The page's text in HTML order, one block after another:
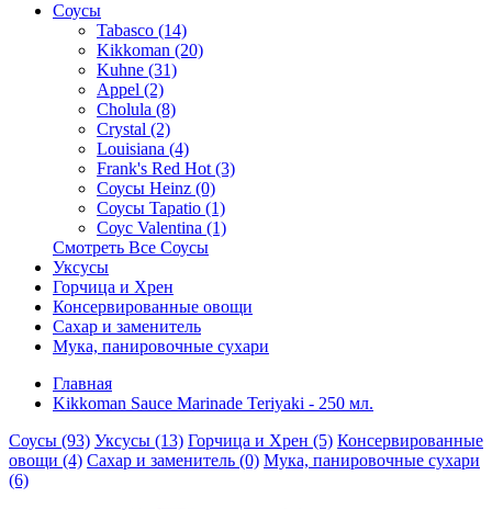
Соусы
Tabasco (14)
Kikkoman (20)
Kuhne (31)
Appel (2)
Cholula (8)
Crystal (2)
Louisiana (4)
Frank's Red Hot (3)
Соусы Heinz (0)
Соусы Tapatio (1)
Соус Valentina (1)
Смотреть Все Соусы
Уксусы
Горчица и Хрен
Консервированные овощи
Сахар и заменитель
Мука, панировочные сухари
Главная
Kikkoman Sauce Marinade Teriyaki - 250 мл.
Соусы (93) Уксусы (13) Горчица и Хрен (5) Консервированные
овощи (4) Сахар и заменитель (0) Мука, панировочные сухари
(6)